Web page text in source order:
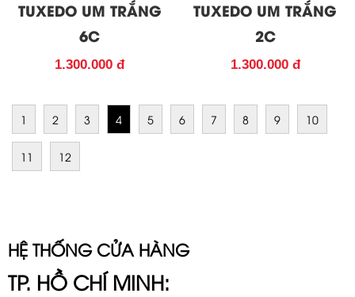
TUXEDO UM TRẮNG
6C
1.300.000 đ
TUXEDO UM TRẮNG
2C
1.300.000 đ
1 2 3 4 5 6 7 8 9 10
11 12
HỆ THỐNG CỬA HÀNG
TP. HỒ CHÍ MINH: